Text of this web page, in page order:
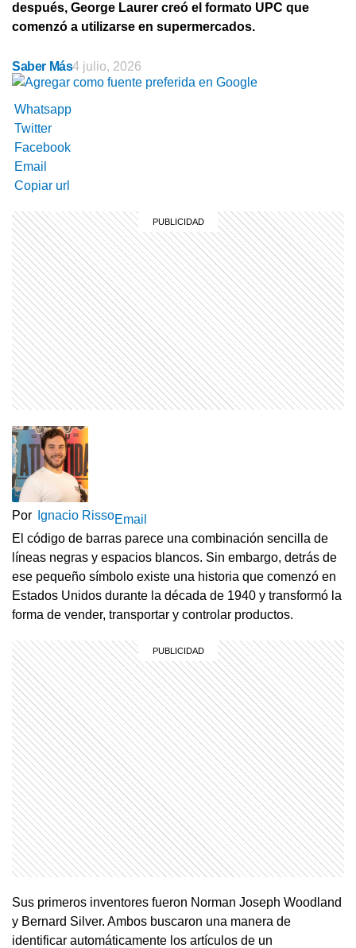
después, George Laurer creó el formato UPC que
comenzó a utilizarse en supermercados.
Saber Más4 julio, 2026
Whatsapp
Twitter
Facebook
Email
Copiar url
Por Ignacio RissoEmail
El código de barras parece una combinación sencilla de
líneas negras y espacios blancos. Sin embargo, detrás de
ese pequeño símbolo existe una historia que comenzó en
Estados Unidos durante la década de 1940 y transformó la
forma de vender, transportar y controlar productos.
Sus primeros inventores fueron Norman Joseph Woodland
y Bernard Silver. Ambos buscaron una manera de
identificar automáticamente los artículos de un